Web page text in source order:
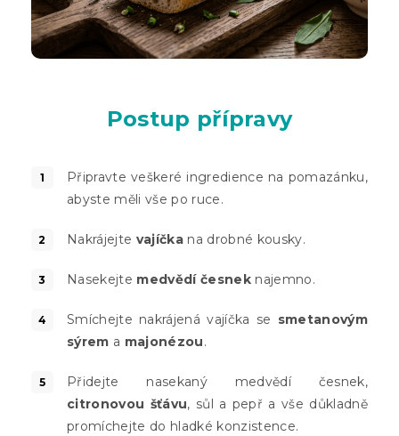
Postup přípravy
Připravte veškeré ingredience na pomazánku,
abyste měli vše po ruce.
Nakrájejte vajíčka na drobné kousky.
Nasekejte medvědí česnek najemno.
Smíchejte nakrájená vajíčka se smetanovým
sýrem a majonézou.
Přidejte nasekaný medvědí česnek,
citronovou šťávu, sůl a pepř a vše důkladně
promíchejte do hladké konzistence.